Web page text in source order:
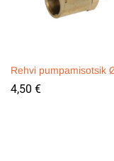
Rehvi pumpamisotsik
4,50 €